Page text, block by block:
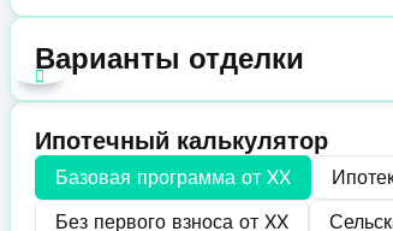
Варианты отделки
Ипотечный калькулятор
Базовая программа от XX
Без первого взноса от XX